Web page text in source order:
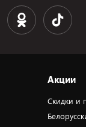
Акции
Скидки и